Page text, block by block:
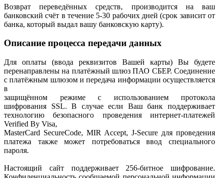
Возврат переведённых средств, производится на ваш
банковский счёт в течение 5-30 рабочих дней (срок зависит от
банка, который выдал вашу банковскую карту).
Описание процесса передачи данных
Для оплаты (ввода реквизитов Вашей карты) Вы будете
перенаправлены на платёжный шлюз ПАО СБЕР. Соединение
с платёжным шлюзом и передача информации осуществляется
в
защищённом режиме с использованием протокола
шифрования SSL. В случае если Ваш банк поддерживает
технологию безопасного проведения интернет-платежей
Verified By Visa,
MasterCard SecureCode, MIR Accept, J-Secure для проведения
платежа также может потребоваться ввод специального
пароля.
Настоящий сайт поддерживает 256-битное шифрование.